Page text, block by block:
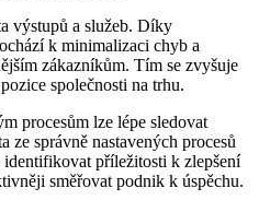
výstupů a služeb. Díky
k minimalizaci chyb a
zákazníkům. Tím se zvyšuje
společnosti na trhu.
procesům lze lépe sledovat
správně nastavených procesů
příležitosti k zlepšení
směřovat podnik k úspěchu.